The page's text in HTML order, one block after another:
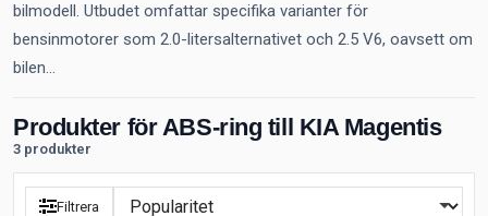
bilmodell. Utbudet omfattar specifika varianter för
bensinmotorer som 2.0-litersalternativet och 2.5 V6, oavsett om
bilen...
Produkter för ABS-ring till KIA Magentis
3 produkter
Filtrera